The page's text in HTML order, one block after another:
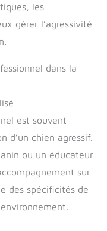
les
gérer l’agressivité
dans la
est souvent
d’un chien agressif.
ou un éducateur
sur
des spécificités de